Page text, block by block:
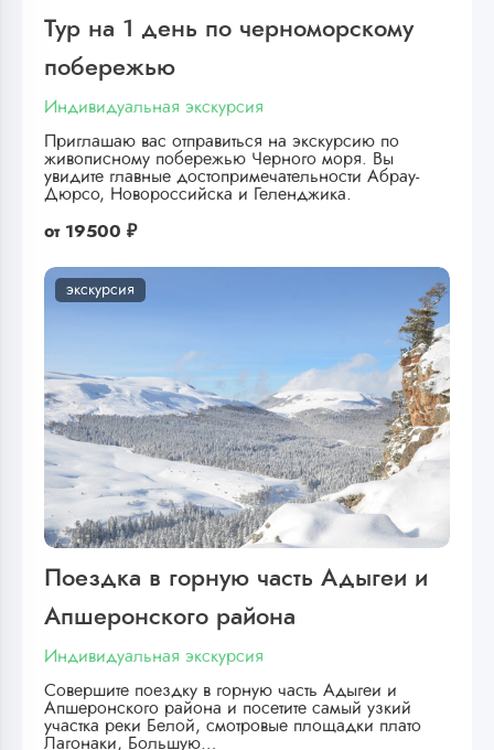
Тур на 1 день по черноморскому
побережью
Индивидуальная экскурсия
Приглашаю вас отправиться на экскурсию по
живописному побережью Черного моря. Вы
увидите главные достопримечательности Абрау-
Дюрсо, Новороссийска и Геленджика.
от 19500 ₽
экскурсия
Поездка в горную часть Адыгеи и
Апшеронского района
Индивидуальная экскурсия
Совершите поездку в горную часть Адыгеи и
Апшеронского района и посетите самый узкий
участка реки Белой, смотровые площадки плато
Лагонаки, Большую…